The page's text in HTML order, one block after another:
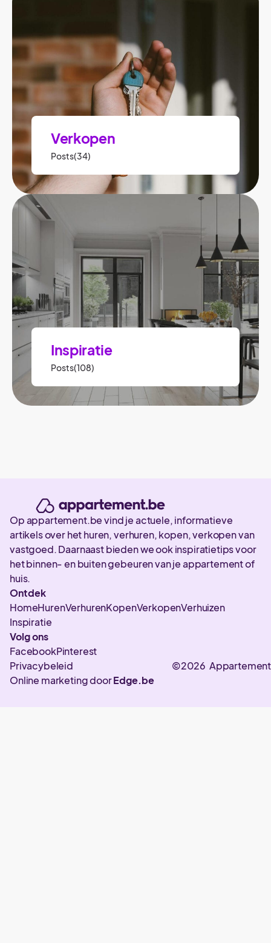
Verkopen
Posts(34)
Inspiratie
Posts(108)
Op appartement.be vind je actuele, informatieve
artikels over het huren, verhuren, kopen, verkopen van
vastgoed. Daarnaast bieden we ook inspiratietips voor
het binnen- en buiten gebeuren van je appartement of
huis.
Ontdek
HomeHurenVerhurenKopenVerkopenVerhuizen
Inspiratie
Volg ons
FacebookPinterest
©2026
Privacybeleid
Online marketing doorEdge.be